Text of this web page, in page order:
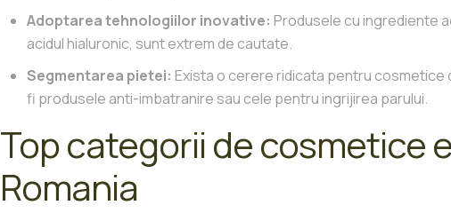
Adoptarea tehnologiilor inovative: Produsele cu ingrediente
acidul hialuronic, sunt extrem de cautate.
Segmentarea pietei: Exista o cerere ridicata pentru
fi produsele anti-imbatranire sau cele pentru ingrijirea parului.
Top categorii de cosmetice
Romania